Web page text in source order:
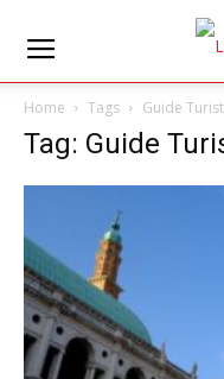
Home Tags Guide
Tag: Guide